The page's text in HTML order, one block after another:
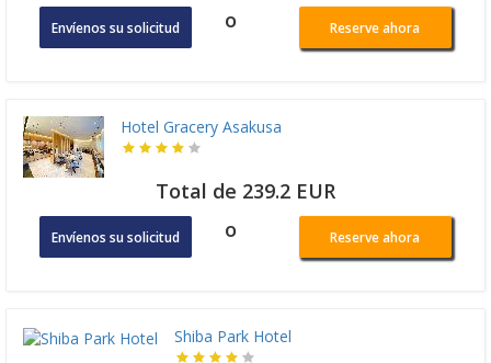
Envíenos su solicitud o Reserve ahora
Hotel Gracery Asakusa
Total de 239.2 EUR
Envíenos su solicitud o Reserve ahora
Shiba Park Hotel